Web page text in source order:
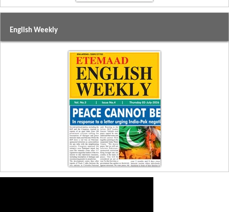
English Weekly